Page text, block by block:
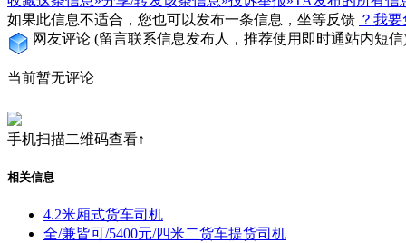
如果此信息不适合，您也可以发布一条信息，坐等反馈 ？我
网友评论 (留言联系信息发布人，推荐使用即时通站内短信
当前暂无评论
手机扫描二维码查看↑
相关信息
4.2米厢式货车司机
全/兼皆可/5400元/四米二货车提货司机